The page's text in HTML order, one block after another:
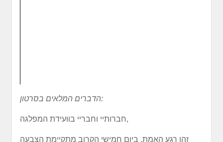
הדברים המלאים בסרטון:
חברותיי וחבריי בוועידת המפלגה,
זהו רגע האמת. ביום חמישי הקרוב מתקיימת הצבעה